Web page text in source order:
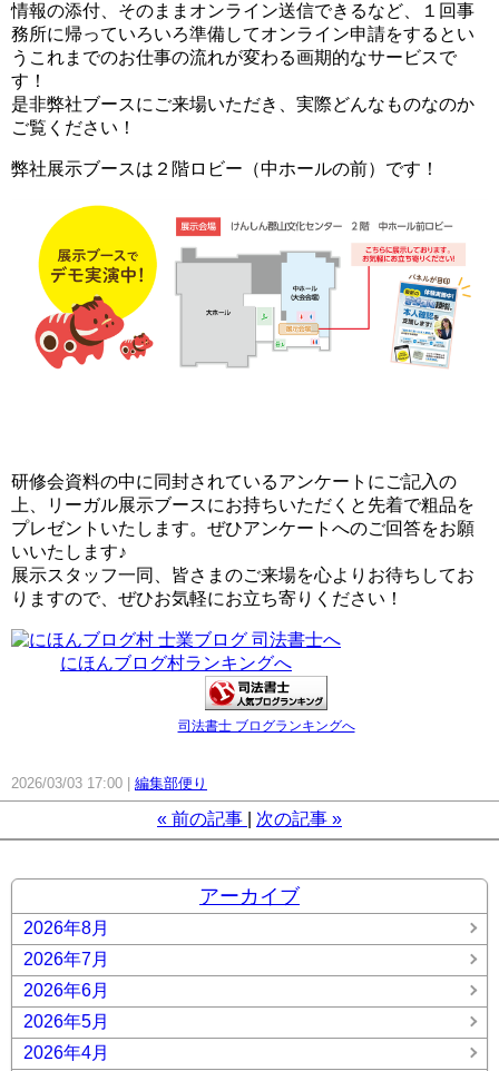
情報の添付、そのままオンライン送信できるなど、１回事
務所に帰っていろいろ準備してオンライン申請をするとい
うこれまでのお仕事の流れが変わる画期的なサービスで
す！
是非弊社ブースにご来場いただき、実際どんなものなのか
ご覧ください！
弊社展示ブースは２階ロビー（中ホールの前）です！
研修会資料の中に同封されているアンケートにご記入の
上、リーガル展示ブースにお持ちいただくと先着で粗品を
プレゼントいたします。ぜひアンケートへのご回答をお願
いいたします♪
展示スタッフ一同、皆さまのご来場を心よりお待ちしてお
りますので、ぜひお気軽にお立ち寄りください！
にほんブログ村ランキングへ
司法書士 ブログランキングへ
2026/03/03 17:00 編集部便り
« 前の記事 次の記事 »
アーカイブ
2026年8月
2026年7月
2026年6月
2026年5月
2026年4月